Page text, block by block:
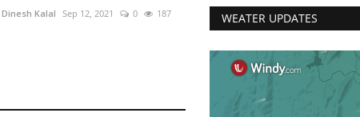
Dinesh Kalal Sep 12, 2021 0 187 WEATER UPDATES